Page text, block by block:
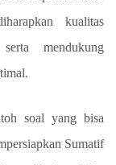
kualitas
mendukung
soal yang bisa
Sumatif